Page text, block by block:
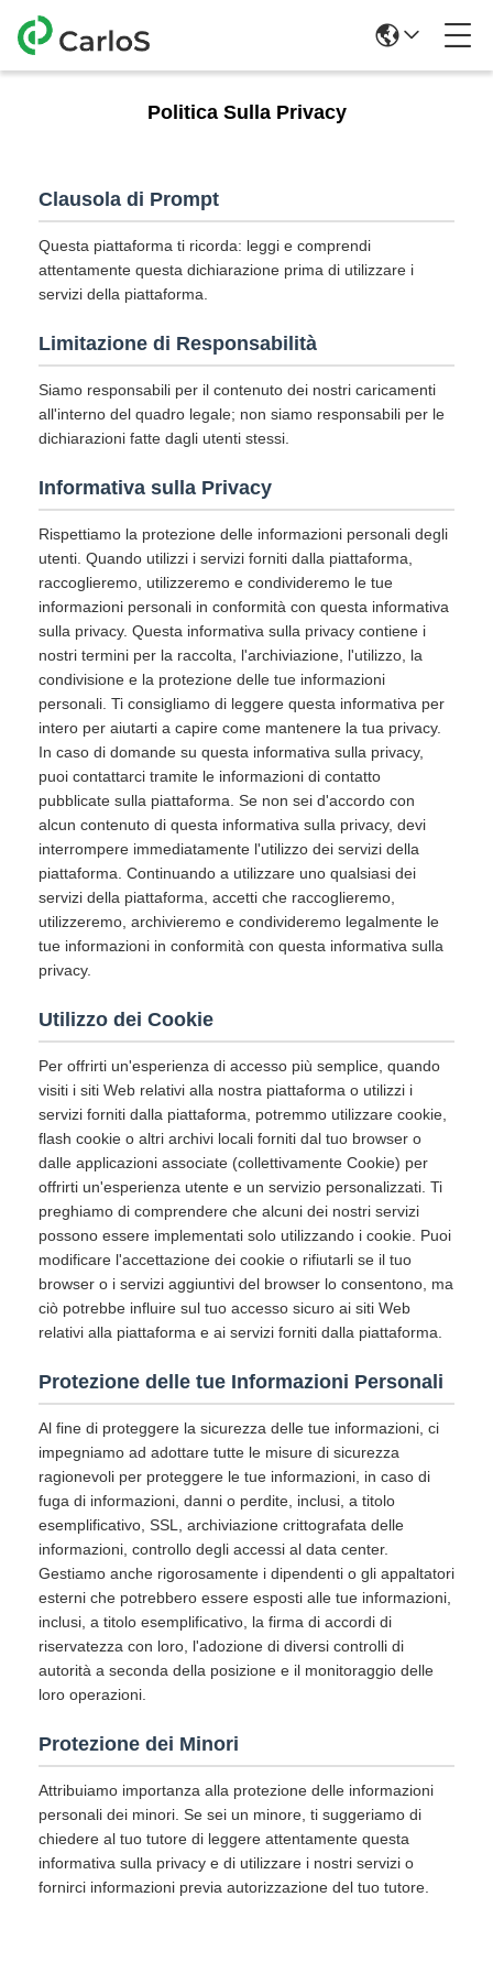
Politica Sulla Privacy
Clausola di Prompt
Questa piattaforma ti ricorda: leggi e comprendi
attentamente questa dichiarazione prima di utilizzare i
servizi della piattaforma.
Limitazione di Responsabilità
Siamo responsabili per il contenuto dei nostri caricamenti
all'interno del quadro legale; non siamo responsabili per le
dichiarazioni fatte dagli utenti stessi.
Informativa sulla Privacy
Rispettiamo la protezione delle informazioni personali degli
utenti. Quando utilizzi i servizi forniti dalla piattaforma,
raccoglieremo, utilizzeremo e condivideremo le tue
informazioni personali in conformità con questa informativa
sulla privacy. Questa informativa sulla privacy contiene i
nostri termini per la raccolta, l'archiviazione, l'utilizzo, la
condivisione e la protezione delle tue informazioni
personali. Ti consigliamo di leggere questa informativa per
intero per aiutarti a capire come mantenere la tua privacy.
In caso di domande su questa informativa sulla privacy,
puoi contattarci tramite le informazioni di contatto
pubblicate sulla piattaforma. Se non sei d'accordo con
alcun contenuto di questa informativa sulla privacy, devi
interrompere immediatamente l'utilizzo dei servizi della
piattaforma. Continuando a utilizzare uno qualsiasi dei
servizi della piattaforma, accetti che raccoglieremo,
utilizzeremo, archivieremo e condivideremo legalmente le
tue informazioni in conformità con questa informativa sulla
privacy.
Utilizzo dei Cookie
Per offrirti un'esperienza di accesso più semplice, quando
visiti i siti Web relativi alla nostra piattaforma o utilizzi i
servizi forniti dalla piattaforma, potremmo utilizzare cookie,
flash cookie o altri archivi locali forniti dal tuo browser o
dalle applicazioni associate (collettivamente Cookie) per
offrirti un'esperienza utente e un servizio personalizzati. Ti
preghiamo di comprendere che alcuni dei nostri servizi
possono essere implementati solo utilizzando i cookie. Puoi
modificare l'accettazione dei cookie o rifiutarli se il tuo
browser o i servizi aggiuntivi del browser lo consentono, ma
ciò potrebbe influire sul tuo accesso sicuro ai siti Web
relativi alla piattaforma e ai servizi forniti dalla piattaforma.
Protezione delle tue Informazioni Personali
Al fine di proteggere la sicurezza delle tue informazioni, ci
impegniamo ad adottare tutte le misure di sicurezza
ragionevoli per proteggere le tue informazioni, in caso di
fuga di informazioni, danni o perdite, inclusi, a titolo
esemplificativo, SSL, archiviazione crittografata delle
informazioni, controllo degli accessi al data center.
Gestiamo anche rigorosamente i dipendenti o gli appaltatori
esterni che potrebbero essere esposti alle tue informazioni,
inclusi, a titolo esemplificativo, la firma di accordi di
riservatezza con loro, l'adozione di diversi controlli di
autorità a seconda della posizione e il monitoraggio delle
loro operazioni.
Protezione dei Minori
Attribuiamo importanza alla protezione delle informazioni
personali dei minori. Se sei un minore, ti suggeriamo di
chiedere al tuo tutore di leggere attentamente questa
informativa sulla privacy e di utilizzare i nostri servizi o
fornirci informazioni previa autorizzazione del tuo tutore.